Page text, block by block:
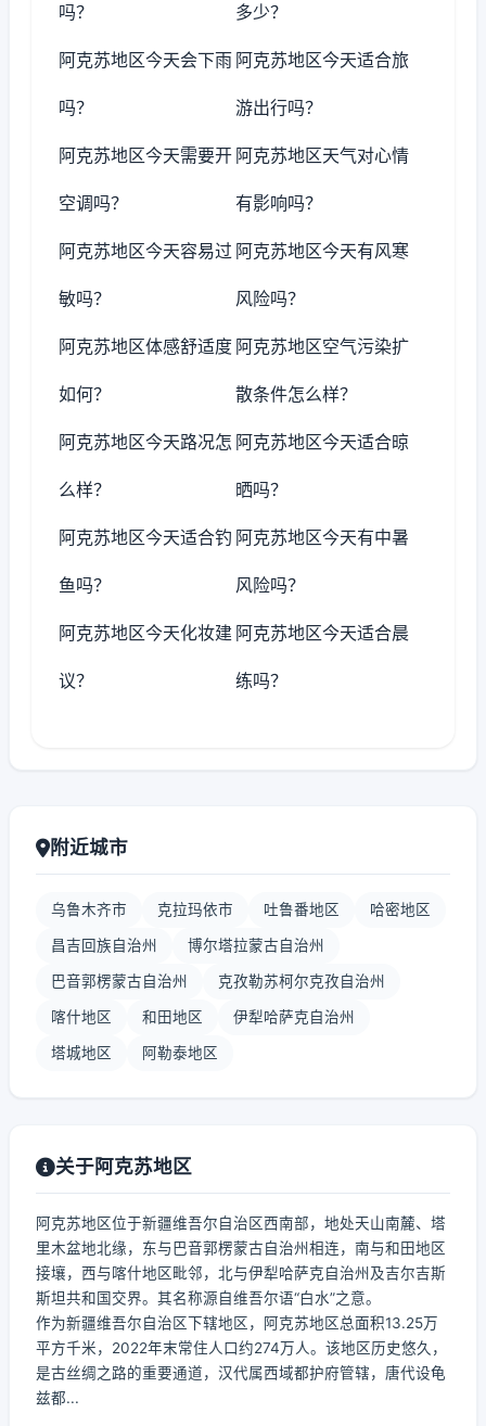
吗？ 多少？
阿克苏地区今天会下雨
吗？
阿克苏地区今天适合旅
游出行吗？
阿克苏地区今天需要开
空调吗？
阿克苏地区天气对心情
有影响吗？
阿克苏地区今天容易过
敏吗？
阿克苏地区今天有风寒
风险吗？
阿克苏地区体感舒适度
如何？
阿克苏地区空气污染扩
散条件怎么样？
阿克苏地区今天路况怎
么样？
阿克苏地区今天适合晾
晒吗？
阿克苏地区今天适合钓
鱼吗？
阿克苏地区今天有中暑
风险吗？
阿克苏地区今天化妆建
议？
阿克苏地区今天适合晨
练吗？
附近城市
乌鲁木齐市 克拉玛依市 吐鲁番地区 哈密地区
昌吉回族自治州 博尔塔拉蒙古自治州
巴音郭楞蒙古自治州 克孜勒苏柯尔克孜自治州
喀什地区 和田地区 伊犁哈萨克自治州
塔城地区 阿勒泰地区
关于阿克苏地区
阿克苏地区位于新疆维吾尔自治区西南部，地处天山南麓、塔
里木盆地北缘，东与巴音郭楞蒙古自治州相连，南与和田地区
接壤，西与喀什地区毗邻，北与伊犁哈萨克自治州及吉尔吉斯
斯坦共和国交界。其名称源自维吾尔语“白水”之意。
作为新疆维吾尔自治区下辖地区，阿克苏地区总面积13.25万
平方千米，2022年末常住人口约274万人。该地区历史悠久，
是古丝绸之路的重要通道，汉代属西域都护府管辖，唐代设龟
兹都...